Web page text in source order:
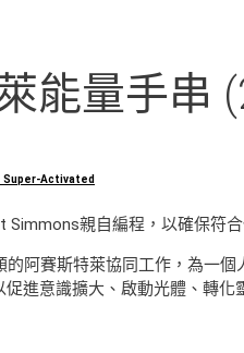
能量手串
Activated
Simmons親自編程，以確保符
阿賽斯特萊協同工作，為一
進意識擴大、啟動光體、轉化